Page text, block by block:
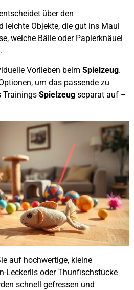
über den
leichte Objekte, die gut ins Maul
weiche Bälle oder Papierknäuel
Vorlieben beim Spielzeug.
um das passende zu
Trainings-Spielzeug separat auf –
auf hochwertige, kleine
Leckerlis oder Thunfischstücke
schnell gefressen und